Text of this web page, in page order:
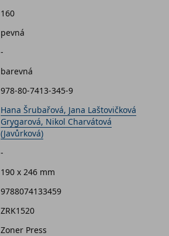
160
pevná
-
barevná
978-80-7413-345-9
Hana Šrubařová, Jana Laštovičková
Grygarová, Nikol Charvátová
(Javůrková)
-
190 x 246 mm
9788074133459
ZRK1520
Zoner Press